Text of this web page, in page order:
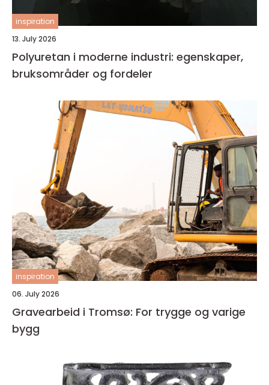
inspiration
13. July 2026
Polyuretan i moderne industri: egenskaper,
bruksområder og fordeler
inspiration
06. July 2026
Gravearbeid i Tromsø: For trygge og varige
bygg